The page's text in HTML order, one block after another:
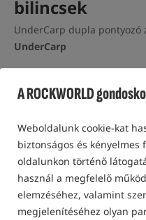
A ROCKWORLD
Weboldalunk cookie-kat
biztonságos és
oldalunkon történő
használ a megfelelő
elemzéséhez, valamint
megjelenítéséhez olyan
bilincsek
UnderCarp dupla pontyozó
UnderCarp
1 vélemény |